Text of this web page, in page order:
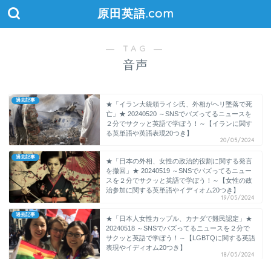
原田英語.com
― TAG ―
音声
過去記事
★「イラン大統領ライシ氏、外相がヘリ墜落で死
亡」★ 20240520 ～SNSでバズってるニュースを
２分でサクッと英語で学ぼう！～【イランに関す
る英単語や英語表現20つき】
20/05/2024
過去記事
★「日本の外相、女性の政治的役割に関する発言
を撤回」★ 20240519 ～SNSでバズってるニュー
スを２分でサクッと英語で学ぼう！～【女性の政
治参加に関する英単語やイディオム20つき】
19/05/2024
過去記事
★「日本人女性カップル、カナダで難民認定」★
20240518 ～SNSでバズってるニュースを２分で
サクッと英語で学ぼう！～【LGBTQに関する英語
表現やイディオム20つき】
18/05/2024